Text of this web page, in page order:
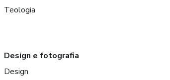
Teologia
Design e fotografia
Design